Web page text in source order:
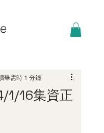
1/16集資正
畢需時 1 分鐘